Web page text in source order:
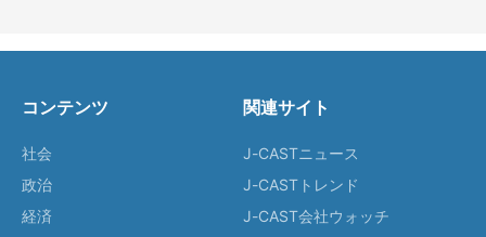
コンテンツ
社会
政治
経済
関連サイト
J-CASTニュース
J-CASTトレンド
J-CAST会社ウォッチ